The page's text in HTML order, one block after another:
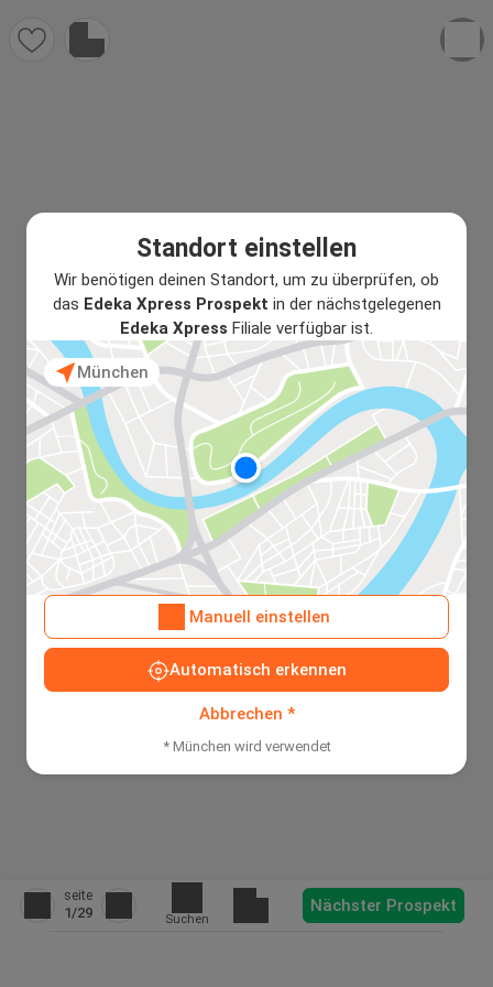
Standort einstellen
Wir benötigen deinen Standort, um zu überprüfen, ob
das Edeka Xpress Prospekt in der nächstgelegenen
Edeka Xpress Filiale verfügbar ist.
München
Manuell einstellen
Automatisch erkennen
Abbrechen *
* München wird verwendet
seite
1/29 Suchen
Nächster Prospekt